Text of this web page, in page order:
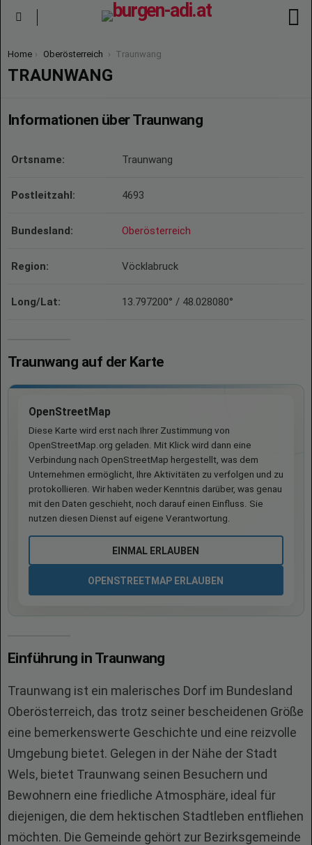
You are here:
Home Oberösterreich Traunwang
TRAUNWANG
Informationen über Traunwang
Ortsname: Traunwang
Postleitzahl: 4693
Bundesland: Oberösterreich
Region: Vöcklabruck
Long/Lat: 13.797200° / 48.028080°
Traunwang auf der Karte
OpenStreetMap
Diese Karte wird erst nach Ihrer Zustimmung von
OpenStreetMap.org geladen. Mit Klick wird dann eine
Verbindung nach OpenStreetMap hergestellt, was dem
Unternehmen ermöglicht, Ihre Aktivitäten zu verfolgen und zu
protokollieren. Wir haben weder Kenntnis darüber, was genau
mit den Daten geschieht, noch darauf einen Einfluss. Sie
nutzen diesen Dienst auf eigene Verantwortung.
EINMAL ERLAUBEN
OPENSTREETMAP ERLAUBEN
Einführung in Traunwang
Traunwang ist ein malerisches Dorf im Bundesland
Oberösterreich, das trotz seiner bescheidenen Größe
eine bemerkenswerte Geschichte und eine reizvolle
Umgebung bietet. Gelegen in der Nähe der Stadt
Wels, bietet Traunwang seinen Besuchern und
Bewohnern eine friedliche Atmosphäre, ideal für
diejenigen, die dem hektischen Stadtleben entfliehen
möchten. Die Gemeinde gehört zur Bezirksgemeinde